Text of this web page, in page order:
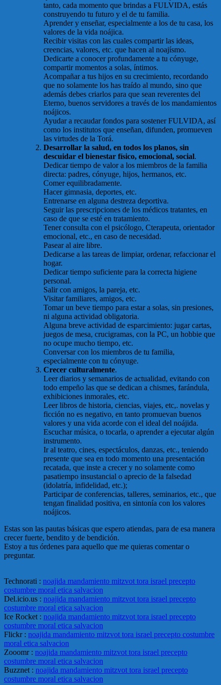
tanto, cada momento que brindas a FULVIDA, estás
construyendo tu futuro y el de tu familia.
Aprender y enseñar, especialmente a los de tu casa, los
valores de la vida noájica.
Recibir visitas con las cuales compartir las ideas,
creencias, valores, etc. que hacen al noajísmo.
Dedicarte a conocer profundamente a tu cónyuge,
compartir momentos a solas, íntimos.
Acompañar a tus hijos en su crecimiento, recordando
que no solamente los has traído al mundo, sino que
además debes criarlos para que sean reverentes del
Eterno, buenos servidores a través de los mandamientos
noájicos.
Ayudar a recaudar fondos para sostener FULVIDA, así
como los institutos que enseñan, difunden, promueven
las virtudes de la Torá.
Desarrollar la salud, en todos los planos, sin
descuidar el bienestar físico, emocional, social.
Dedicar tiempo de valor a los miembros de la familia
directa: padres, cónyuge, hijos, hermanos, etc.
Comer equilibradamente.
Hacer gimnasia, deportes, etc.
Entrenarse en alguna destreza deportiva.
Seguir las prescripciones de los médicos tratantes, en
caso de que se esté en tratamiento.
Tener consulta con el psicólogo, Cterapeuta, orientador
emocional, etc., en caso de necesidad.
Pasear al aire libre.
Dedicarse a las tareas de limpiar, ordenar, refaccionar el
hogar.
Dedicar tiempo suficiente para la correcta higiene
personal.
Salir con amigos, la pareja, etc.
Visitar familiares, amigos, etc.
Tomar un beve tiempo para estar a solas, sin presiones,
ni alguna actividad obligatoria.
Alguna breve actividad de esparcimiento: jugar cartas,
juegos de mesa, crucigramas, con la PC, un hobbie que
no ocupe mucho tiempo, etc.
Conversar con los miembros de tu familia,
especialmente con tu cónyuge.
Crecer culturalmente.
Leer diarios y semanarios de actualidad, evitando con
todo empeño las que se dedican a chismes, farándula,
exhibiciones inmorales, etc.
Leer libros de historia, ciencias, viajes, etc,. novelas y
ficción no es negativo, en tanto promuevan buenos
valores y una vida acorde con el ideal del noájida.
Escuchar música, o tocarla, o aprender a ejecutar algún
instrumento.
Ir al teatro, cines, espectáculos, danzas, etc., teniendo
presente que sea en todo momento una presentación
recatada, que inste a crecer y no solamente como
pasatiempo insustancial o aprecio de la falsedad
(idolatría, infidelidad, etc.);
Participar de conferencias, talleres, seminarios, etc., que
tengan finalidad positiva, en sintonía con los valores
noájicos.
Estas son las pautas básicas que espero atiendas, para de esa manera
crecer fuerte, bendito y de bendición.
Estoy a tus órdenes para aquello que me quieras comentar o
preguntar.
Technorati : noajida mandamiento mitzvot tora israel precepto
costumbre moral etica salvacion
Del.icio.us : noajida mandamiento mitzvot tora israel precepto
costumbre moral etica salvacion
Ice Rocket: noajida mandamiento mitzvot tora israel precepto
costumbre moral etica salvacion
Flickr: noajida mandamiento mitzvot tora israel precepto costumbre
moral etica salvacion
Zooomr: noajida mandamiento mitzvot tora israel precepto
costumbre moral etica salvacion
Buzznet: noajida mandamiento mitzvot tora israel precepto
costumbre moral etica salvacion